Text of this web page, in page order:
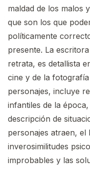
maldad de los malos
que son los que
políticamente
presente. La
retrata, es detallista
cine y de la
personajes, incluye
infantiles de la
descripción de
personajes atraen, el
inverosimilitudes
improbables y las